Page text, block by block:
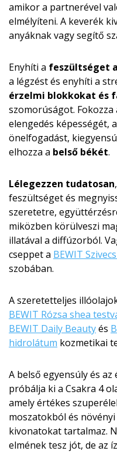
amikor a partnerével
elmélyíteni. A keverék
anyáknak vagy segítő
Enyhíti a feszültséget
a légzést és enyhíti a
érzelmi blokkokat és
szomorúságot. Fokozza
elengedés képességét,
önelfogadást,
elhozza a belső békét.
Lélegezzen tudatosan
feszültséget és
szeretetre,
miközben körülveszi
illatával a diffúzorból.
cseppet a BEWIT
szobában.
A szeretetteljes
BEWIT Rózsa shea
BEWIT Daily Beautyés
hidrolátum kozmetikai
A belső egyensúly és
próbálja ki a Csakra 4
amely értékes
moszatokból és
kivonatokat tartalmaz.
elmének tesz jót, de az